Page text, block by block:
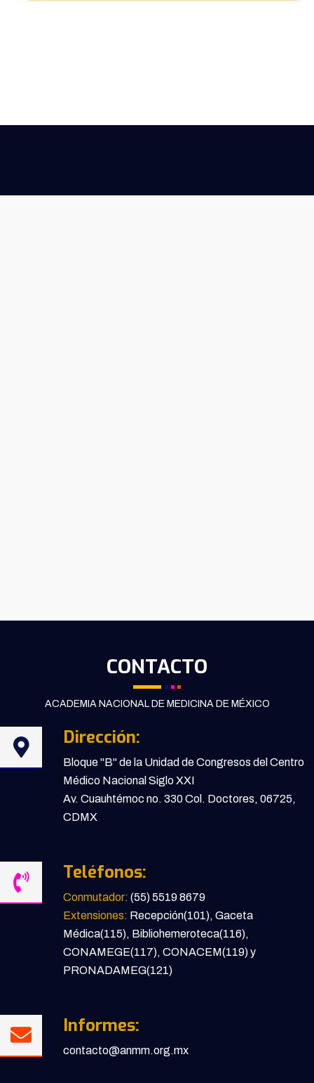
CONTACTO
ACADEMIA NACIONAL DE MEDICINA DE MÉXICO
Dirección:
Bloque "B" de la Unidad de Congresos del Centro
Médico Nacional Siglo XXI
Av. Cuauhtémoc no. 330 Col. Doctores, 06725,
CDMX
Teléfonos:
Conmutador: (55) 5519 8679
Extensiones: Recepción(101), Gaceta
Médica(115), Bibliohemeroteca(116),
CONAMEGE(117), CONACEM(119) y
PRONADAMEG(121)
Informes:
contacto@anmm.org.mx